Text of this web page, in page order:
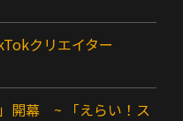
クリエイター
開幕 ~ 「えらい！ス